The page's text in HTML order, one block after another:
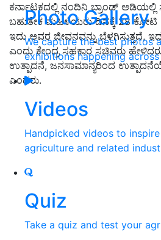
Photo Gallery
We capture the best photos
exhibitions happening
Videos
Handpicked videos to
agriculture and related
Quiz
Take a quiz and test your
ಕರ್ನಾಟಕದಲ್ಲಿ ನಂದಿನಿ ಬ್ರಾಂಡ್ ಅಡಿಯಲ್ಲಿ
ಬಹುತೇಕ ಮಹಿಳೆಯರು ದಿನಕ್ಕೆ 28 ಕೋಟಿ
ಇದು ಅವರ ಜೀವನವನ್ನು ಬೆಳಗಿಸುತ್ತದೆ,
ಎಂದು ಕೇಂದ್ರ ಸಹಕಾರ ಸಚಿವರು
ಉತ್ಪಾದನೆ, ಜನಸಾಮಾನ್ಯರಿಂದ
ಎಂದರು.